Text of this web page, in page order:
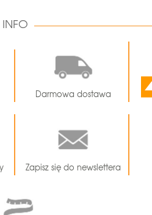
INFO
Darmowa dostawa
Zapisz się do newslettera